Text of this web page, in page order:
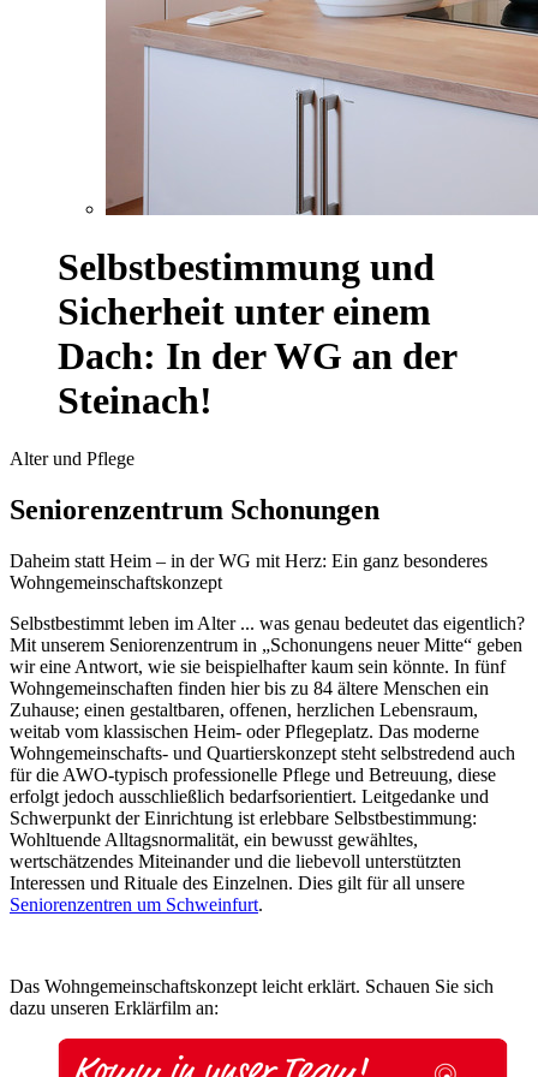
Selbstbestimmung und
Sicherheit unter einem
Dach: In der WG an der
Steinach!
Alter und Pflege
Seniorenzentrum Schonungen
Daheim statt Heim – in der WG mit Herz: Ein ganz besonderes
Wohngemeinschaftskonzept
Selbstbestimmt leben im Alter ... was genau bedeutet das eigentlich?
Mit unserem Seniorenzentrum in „Schonungens neuer Mitte“ geben
wir eine Antwort, wie sie beispielhafter kaum sein könnte. In fünf
Wohngemeinschaften finden hier bis zu 84 ältere Menschen ein
Zuhause; einen gestaltbaren, offenen, herzlichen Lebensraum,
weitab vom klassischen Heim- oder Pflegeplatz. Das moderne
Wohngemeinschafts- und Quartierskonzept steht selbstredend auch
für die AWO-typisch professionelle Pflege und Betreuung, diese
erfolgt jedoch ausschließlich bedarfsorientiert. Leitgedanke und
Schwerpunkt der Einrichtung ist erlebbare Selbstbestimmung:
Wohltuende Alltagsnormalität, ein bewusst gewähltes,
wertschätzendes Miteinander und die liebevoll unterstützten
Interessen und Rituale des Einzelnen. Dies gilt für all unsere
Seniorenzentren um Schweinfurt.
Das Wohngemeinschaftskonzept leicht erklärt. Schauen Sie sich
dazu unseren Erklärfilm an: